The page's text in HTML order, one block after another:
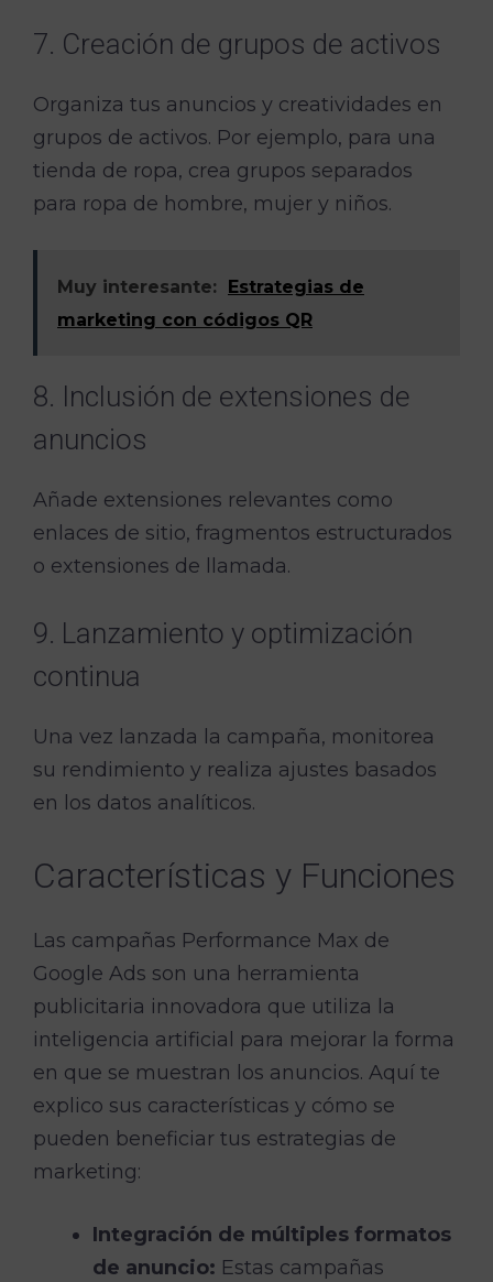
7. Creación de grupos de activos
Organiza tus anuncios y creatividades en
grupos de activos. Por ejemplo, para una
tienda de ropa, crea grupos separados
para ropa de hombre, mujer y niños.
Muy interesante: Estrategias de
marketing con códigos QR
8. Inclusión de extensiones de
anuncios
Añade extensiones relevantes como
enlaces de sitio, fragmentos estructurados
o extensiones de llamada.
9. Lanzamiento y optimización
continua
Una vez lanzada la campaña, monitorea
su rendimiento y realiza ajustes basados
en los datos analíticos.
Características y Funciones
Las campañas Performance Max de
Google Ads son una herramienta
publicitaria innovadora que utiliza la
inteligencia artificial para mejorar la forma
en que se muestran los anuncios. Aquí te
explico sus características y cómo se
pueden beneficiar tus estrategias de
marketing:
Integración de múltiples formatos
de anuncio: Estas campañas